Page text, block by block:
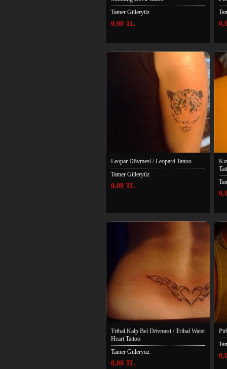
Tamer Güleryüz
0,00 TL
Leopar Dövmesi / Leopard Tattoo
Tamer Güleryüz
0,00 TL
Tribal Kalp Bel Dövmesi / Tribal Waist
Heart Tattoo
Tamer Güleryüz
0,00 TL